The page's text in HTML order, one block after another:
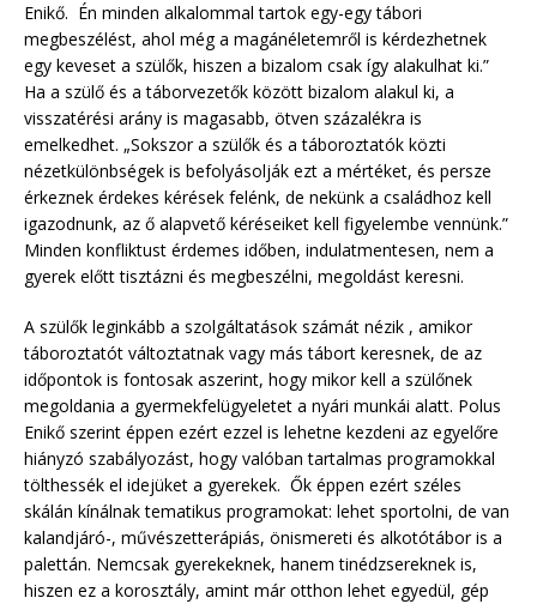
Enikő. Én minden alkalommal tartok egy-egy tábori
megbeszélést, ahol még a magánéletemről is kérdezhetnek
egy keveset a szülők, hiszen a bizalom csak így alakulhat ki.”
Ha a szülő és a táborvezetők között bizalom alakul ki, a
visszatérési arány is magasabb, ötven százalékra is
emelkedhet. „Sokszor a szülők és a táboroztatók közti
nézetkülönbségek is befolyásolják ezt a mértéket, és persze
érkeznek érdekes kérések felénk, de nekünk a családhoz kell
igazodnunk, az ő alapvető kéréseiket kell figyelembe vennünk.”
Minden konfliktust érdemes időben, indulatmentesen, nem a
gyerek előtt tisztázni és megbeszélni, megoldást keresni.
A szülők leginkább a szolgáltatások számát nézik , amikor
táboroztatót változtatnak vagy más tábort keresnek, de az
időpontok is fontosak aszerint, hogy mikor kell a szülőnek
megoldania a gyermekfelügyeletet a nyári munkái alatt. Polus
Enikő szerint éppen ezért ezzel is lehetne kezdeni az egyelőre
hiányzó szabályozást, hogy valóban tartalmas programokkal
tölthessék el idejüket a gyerekek. Ők éppen ezért széles
skálán kínálnak tematikus programokat: lehet sportolni, de van
kalandjáró-, művészetterápiás, önismereti és alkotótábor is a
palettán. Nemcsak gyerekeknek, hanem tinédzsereknek is,
hiszen ez a korosztály, amint már otthon lehet egyedül, gép